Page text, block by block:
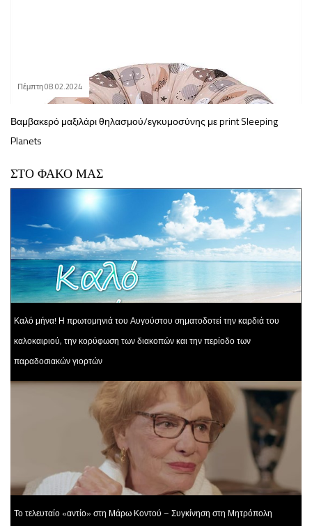
Πέμπτη 08.02.2024
Βαμβακερό μαξιλάρι θηλασμού/εγκυμοσύνης με print Sleeping
Planets
ΣΤΟ ΦΑΚΟ ΜΑΣ
Καλό μήνα! Η πρωτομηνιά του Αυγούστου σηματοδοτεί την καρδιά του
καλοκαιριού, την κορύφωση των διακοπών και την περίοδο των
παραδοσιακών γιορτών
Το τελευταίο «αντίο» στη Μάρω Κοντού – Συγκίνηση στη Μητρόπολη